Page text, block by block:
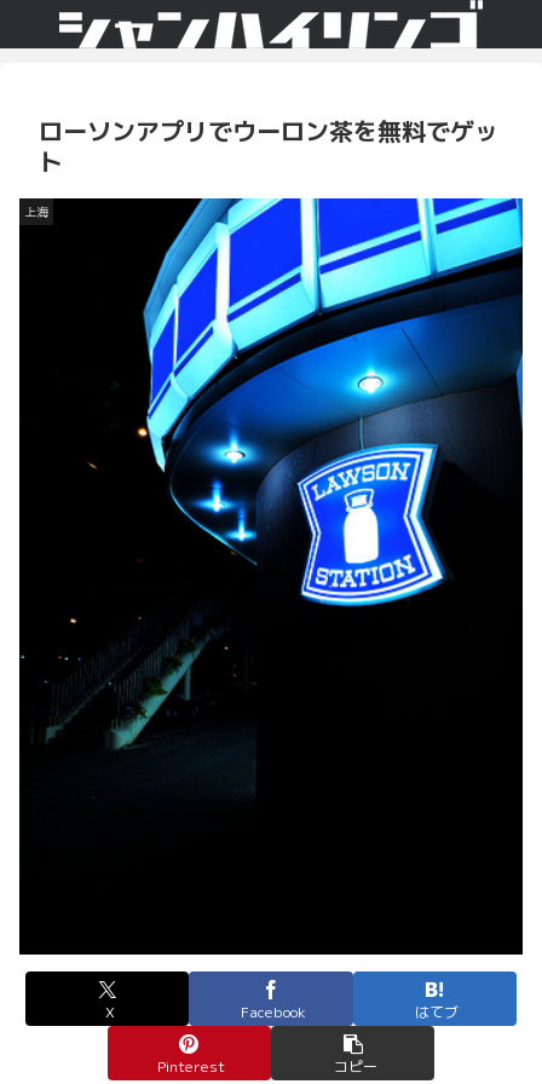
ローソンアプリでウーロン茶を無料でゲッ
ト
上海
X Facebook はてブ
Pinterest コピー